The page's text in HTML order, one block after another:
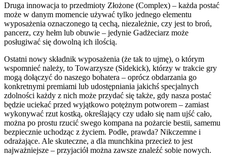
Druga innowacja to przedmioty Złożone (Complex) – każda postać
może w danym momencie używać tylko jednego elementu
wyposażenia oznaczonego tą cechą, niezależnie, czy jest to broń,
pancerz, czy hełm lub obuwie – jedynie Gadżeciarz może
posługiwać się dowolną ich ilością.
Ostatni nowy składnik wyposażenia (że tak to ujmę), o którym
wspomnieć należy, to Towarzysze (Sidekick), którzy w trakcie gry
mogą dołączyć do naszego bohatera – oprócz obdarzania go
konkretnymi premiami lub udostępniania jakichś specjalnych
zdolności każdy z nich może przydać się także, gdy nasza postać
będzie uciekać przed wyjątkowo potężnym potworem – zamiast
wykonywać rzut kostką, określający czy udało się nam ujść cało,
można po prostu rzucić swego kompana na pożarcie bestii, samemu
bezpiecznie uchodząc z życiem. Podłe, prawda? Nikczemne i
odrażające. Ale skuteczne, a dla munchkina przecież to jest
najważniejsze – przyjaciół można zawsze znaleźć sobie nowych.